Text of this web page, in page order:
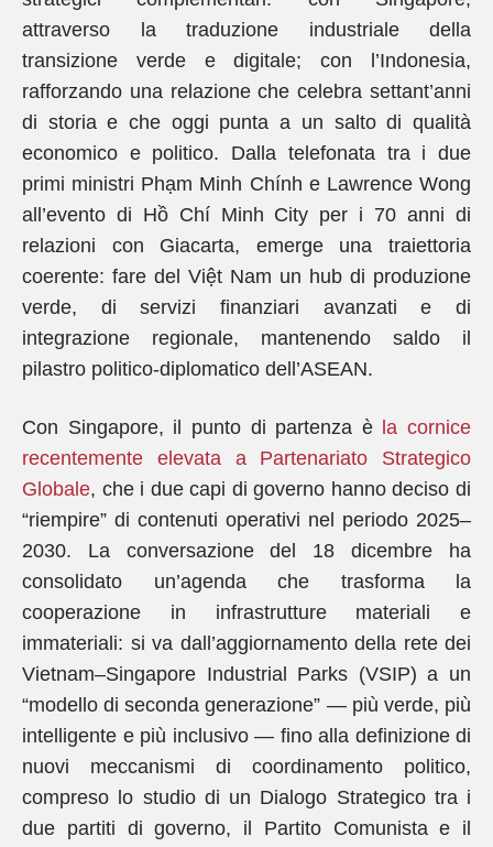
attraverso la traduzione industriale della
transizione verde e digitale; con l’Indonesia,
rafforzando una relazione che celebra settant’anni
di storia e che oggi punta a un salto di qualità
economico e politico. Dalla telefonata tra i due
primi ministri Phạm Minh Chính e Lawrence Wong
all’evento di Hồ Chí Minh City per i 70 anni di
relazioni con Giacarta, emerge una traiettoria
coerente: fare del Việt Nam un hub di produzione
verde, di servizi finanziari avanzati e di
integrazione regionale, mantenendo saldo il
pilastro politico-diplomatico dell’ASEAN.
Con Singapore, il punto di partenza è la cornice
recentemente elevata a Partenariato Strategico
Globale, che i due capi di governo hanno deciso di
“riempire” di contenuti operativi nel periodo 2025–
2030. La conversazione del 18 dicembre ha
consolidato un’agenda che trasforma la
cooperazione in infrastrutture materiali e
immateriali: si va dall’aggiornamento della rete dei
Vietnam–Singapore Industrial Parks (VSIP) a un
“modello di seconda generazione” — più verde, più
intelligente e più inclusivo — fino alla definizione di
nuovi meccanismi di coordinamento politico,
compreso lo studio di un Dialogo Strategico tra i
due partiti di governo, il Partito Comunista e il